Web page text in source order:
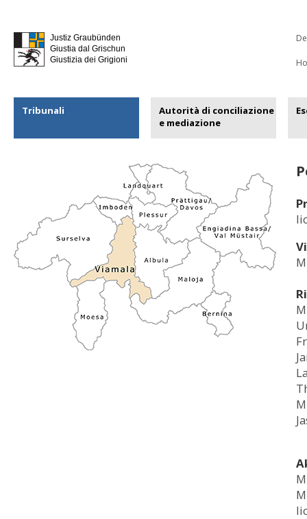
Justiz Graubünden
Giustia dal Grischun
Giustizia dei Grigioni
Tribunali
Autorità di conciliazione
e mediazione